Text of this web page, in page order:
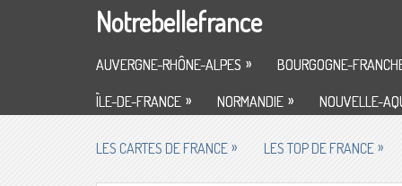
Notrebellefrance
AUVERGNE-RHÔNE-ALPES » BOURGOGNE-
ÎLE-DE-FRANCE » NORMANDIE » NOUVELLE-
LES CARTES DE FRANCE » LES TOP DE FRANCE »